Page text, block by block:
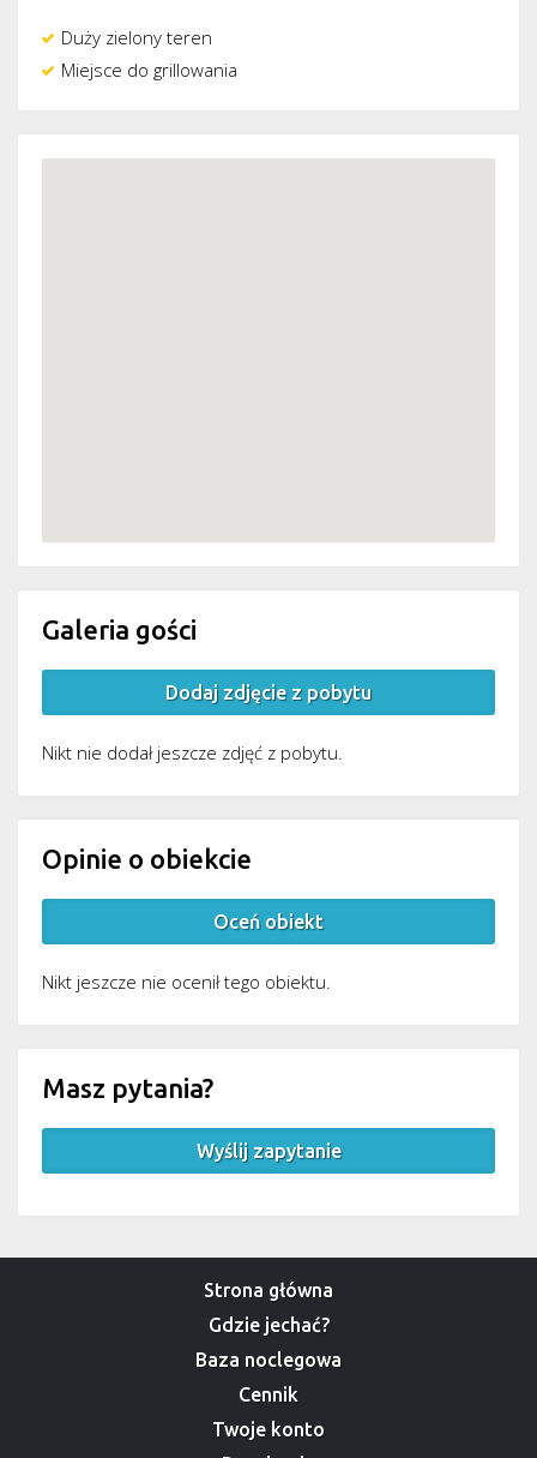
Duży zielony teren
Miejsce do grillowania
Galeria gości
Dodaj zdjęcie z pobytu
Nikt nie dodał jeszcze zdjęć z pobytu.
Opinie o obiekcie
Oceń obiekt
Nikt jeszcze nie ocenił tego obiektu.
Masz pytania?
Wyślij zapytanie
Strona główna
Gdzie jechać?
Baza noclegowa
Cennik
Twoje konto